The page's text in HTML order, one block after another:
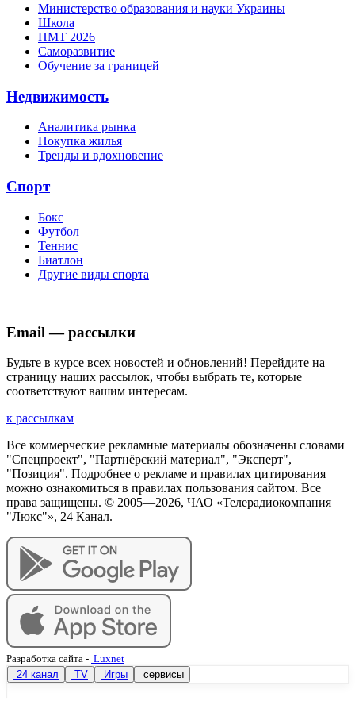
Министерство образования и науки Украины
Школа
НМТ 2026
Саморазвитие
Обучение за границей
Недвижимость
Аналитика рынка
Покупка жилья
Тренды и вдохновение
Спорт
Бокс
Футбол
Теннис
Биатлон
Другие виды спорта
Email — рассылки
Будьте в курсе всех новостей и обновлений! Перейдите на
страницу наших рассылок, чтобы выбрать те, которые
соответствуют вашим интересам.
к рассылкам
Все коммерческие рекламные материалы обозначены словами
"Спецпроект", "Партнёрский материал", "Эксперт",
"Позиция". Подробнее о рекламе и правилах цитирования
можно ознакомиться в правилах пользования сайтом. Все
права защищены. © 2005—2026, ЧАО «Телерадиокомпания
"Люкс"», 24 Канал.
Разработка сайта - Luxnet
24 канал
TV Игры сервисы